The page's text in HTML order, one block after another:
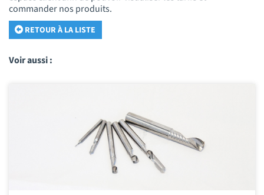
commander nos produits.
RETOUR À LA LISTE
Voir aussi :